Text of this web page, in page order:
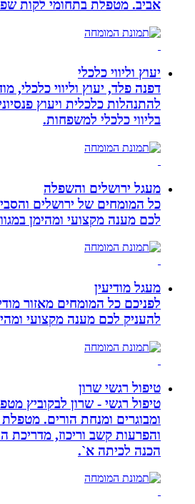
אביב. מטפלת בתחומי לקות שפה
יעוץ וליווי כלכלי
דפנה פלד, יעוץ וליווי כלכלי,
בליווי כלכלי למשפחות.
מעגל ירושלים והשפלה
כל המומחים של ירושלים
לכם מענה מקצועי ומהימן במגוון
מעגל מודיעין
לפניכם כל המומחים מאזור
להעניק לכם מענה מקצועי ומהימן
טיפול רגשי שרון
טיפול רגשי - שרון לבקוביץ
ומבוגרים ומנחת הורים. מטפלת
והפרעות קשב וריכוז, מדריכת
הכנה לכיתה א`.